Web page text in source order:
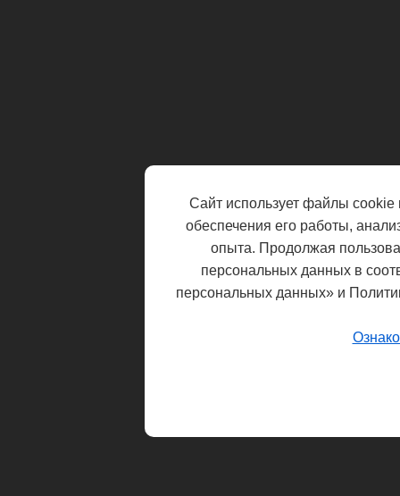
Сайт использует файлы cookie
обеспечения его работы,
опыта. Продолжая
персональных данных в
персональных данных» и